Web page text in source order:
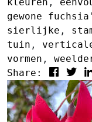
gewone
sierlijke ,
tuin ,
vormen ,
Share: